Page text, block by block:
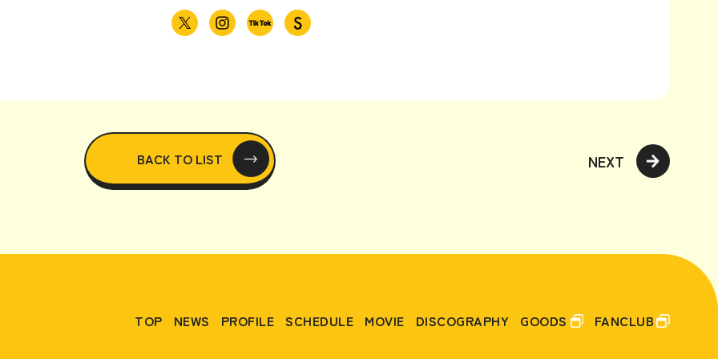
BACK TO LIST NEXT
TOP NEWS PROFILE SCHEDULE MOVIE DISCOGRAPHY GOODS FANCLUB